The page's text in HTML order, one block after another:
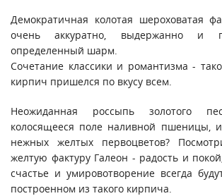
Демократичная колотая шероховатая
очень аккуратно, выдержанно и
определенный шарм.
Сочетание классики и романтизма -
кирпич пришелся по вкусу всем.
Неожиданная россыпь золотого
колосящееся поле наливной пшеницы,
нежных желтых первоцветов?
желтую фактуру Галеон - радость и
счастье и умировотворение всегда
построенном из такого кирпича.